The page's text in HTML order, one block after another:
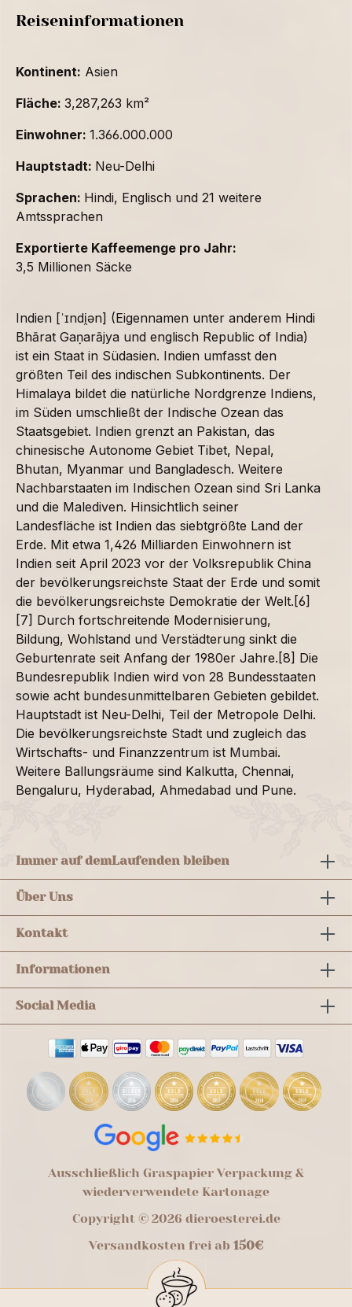
Reiseninformationen
Kontinent: Asien
Fläche: 3,287,263 km²
Einwohner: 1.366.000.000
Hauptstadt: Neu-Delhi
Sprachen: Hindi, Englisch und 21 weitere
Amtssprachen
Exportierte Kaffeemenge pro Jahr:
3,5 Millionen Säcke
Indien [ˈɪndi̯ən] (Eigennamen unter anderem Hindi
Bhārat Gaṇarājya und englisch Republic of India)
ist ein Staat in Südasien. Indien umfasst den
größten Teil des indischen Subkontinents. Der
Himalaya bildet die natürliche Nordgrenze Indiens,
im Süden umschließt der Indische Ozean das
Staatsgebiet. Indien grenzt an Pakistan, das
chinesische Autonome Gebiet Tibet, Nepal,
Bhutan, Myanmar und Bangladesch. Weitere
Nachbarstaaten im Indischen Ozean sind Sri Lanka
und die Malediven. Hinsichtlich seiner
Landesfläche ist Indien das siebtgrößte Land der
Erde. Mit etwa 1,426 Milliarden Einwohnern ist
Indien seit April 2023 vor der Volksrepublik China
der bevölkerungsreichste Staat der Erde und somit
die bevölkerungsreichste Demokratie der Welt.[6]
[7] Durch fortschreitende Modernisierung,
Bildung, Wohlstand und Verstädterung sinkt die
Geburtenrate seit Anfang der 1980er Jahre.[8] Die
Bundesrepublik Indien wird von 28 Bundesstaaten
sowie acht bundesunmittelbaren Gebieten gebildet.
Hauptstadt ist Neu-Delhi, Teil der Metropole Delhi.
Die bevölkerungsreichste Stadt und zugleich das
Wirtschafts- und Finanzzentrum ist Mumbai.
Weitere Ballungsräume sind Kalkutta, Chennai,
Bengaluru, Hyderabad, Ahmedabad und Pune.
Immer auf demLaufenden bleiben
Über Uns
Kontakt
Informationen
Social Media
Ausschließlich Graspapier Verpackung &
wiederverwendete Kartonage
Copyright © 2026 dieroesterei.de
Versandkosten frei ab 150€